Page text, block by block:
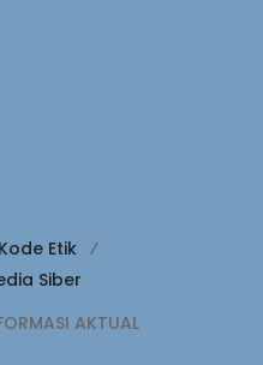
Kode Etik
Siber
AKTUAL